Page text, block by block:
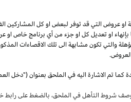
او عروض التي قد توفر لبعض او كل
بإنهاء او تعديل كل او جزء من أي برنامج خاص
والتي تكون مشابهة الى تلك الاقصاءات
تم الاشارة اليه في الملحق بعنوان
شروط التأهل في الملحق، بالضغط على رابط